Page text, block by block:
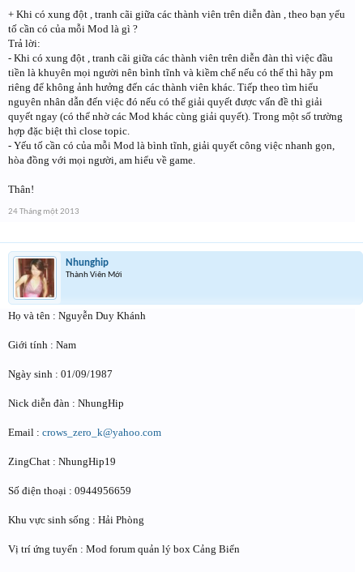
+ Khi có xung đột , tranh cãi giữa các thành viên trên diễn đàn , theo bạn yếu
tố cần có của mỗi Mod là gì ?
Trả lời:
- Khi có xung đột , tranh cãi giữa các thành viên trên diễn đàn thì việc đầu
tiền là khuyên mọi người nên bình tĩnh và kiềm chế nếu có thể thì hãy pm
riêng để không ảnh hưởng đến các thành viên khác. Tiếp theo tìm hiểu
nguyên nhân dẫn đến việc đó nếu có thể giải quyết được vấn đề thì giải
quyết ngay (có thể nhờ các Mod khác cùng giải quyết). Trong một số trường
hợp đặc biệt thì close topic.
- Yếu tố cần có của mỗi Mod là bình tĩnh, giải quyết công việc nhanh gọn,
hòa đồng với mọi người, am hiểu về game.
Thân!
24 Tháng một 2013
Nhunghip
Thành Viên Mới
Họ và tên : Nguyễn Duy Khánh
Giới tính : Nam
Ngày sinh : 01/09/1987
Nick diễn đàn : NhungHip
Email : crows_zero_k@yahoo.com
ZingChat : NhungHip19
Số điện thoại : 0944956659
Khu vực sinh sống : Hải Phòng
Vị trí ứng tuyển : Mod forum quản lý box Cảng Biển